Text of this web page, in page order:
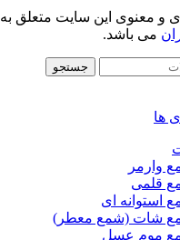
و معنوی این سایت متعلق به
می باشد.
جستجو
ها
وارمر
قلمی
استوانه ای
شات (شمع معطر)
موم عسل